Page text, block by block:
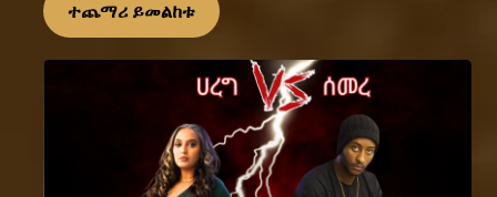
ተጨማሪ ይመልከቱ